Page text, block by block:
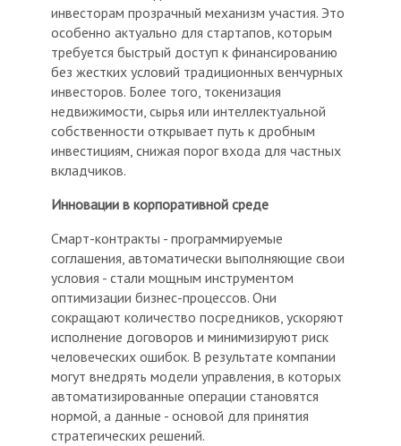
инвесторам прозрачный механизм участия. Это
особенно актуально для стартапов, которым
требуется быстрый доступ к финансированию
без жестких условий традиционных венчурных
инвесторов. Более того, токенизация
недвижимости, сырья или интеллектуальной
собственности открывает путь к дробным
инвестициям, снижая порог входа для частных
вкладчиков.
Инновации в корпоративной среде
Смарт-контракты - программируемые
соглашения, автоматически выполняющие свои
условия - стали мощным инструментом
оптимизации бизнес-процессов. Они
сокращают количество посредников, ускоряют
исполнение договоров и минимизируют риск
человеческих ошибок. В результате компании
могут внедрять модели управления, в которых
автоматизированные операции становятся
нормой, а данные - основой для принятия
стратегических решений.